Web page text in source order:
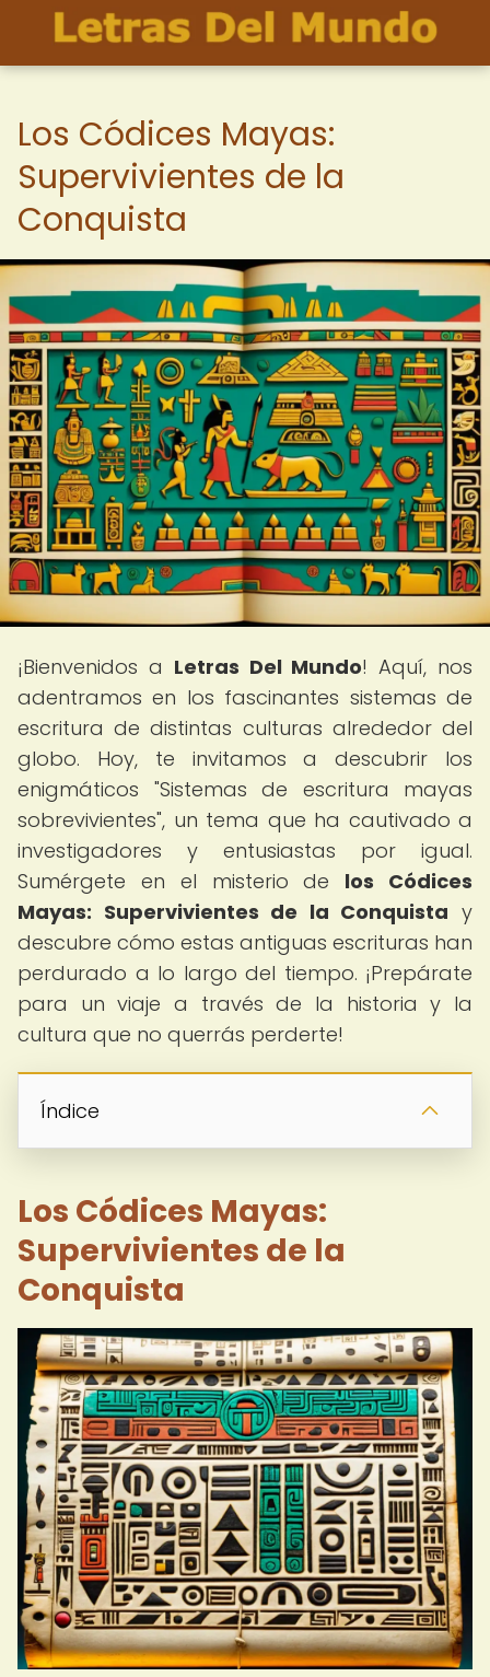
Los Códices Mayas:
Supervivientes de la
Conquista
¡Bienvenidos a Letras Del Mundo! Aquí, nos
adentramos en los fascinantes sistemas de
escritura de distintas culturas alrededor del
globo. Hoy, te invitamos a descubrir los
enigmáticos "Sistemas de escritura mayas
sobrevivientes", un tema que ha cautivado a
investigadores y entusiastas por igual.
Sumérgete en el misterio de los Códices
Mayas: Supervivientes de la Conquista y
descubre cómo estas antiguas escrituras han
perdurado a lo largo del tiempo. ¡Prepárate
para un viaje a través de la historia y la
cultura que no querrás perderte!
Índice
Los Códices Mayas:
Supervivientes de la
Conquista